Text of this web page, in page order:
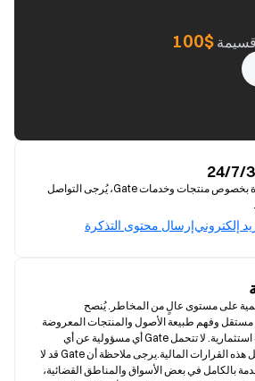
$100
إذا كنت بحاجة إلى مساعدة بخصوص منتجات وخدمات Gate، يُرجى التواصل
إلكترونيإرسال محتوى التذكرة